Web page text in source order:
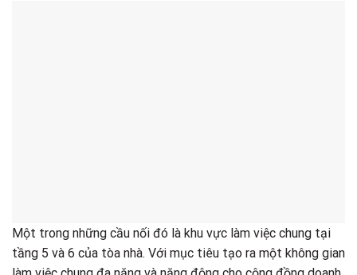
Một trong những cầu nối đó là khu vực làm việc chung tại
tầng 5 và 6 của tòa nhà. Với mục tiêu tạo ra một không gian